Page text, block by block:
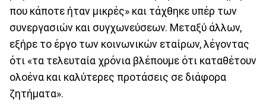
που κάποτε ήταν μικρές» και τάχθηκε υπέρ των
συνεργασιών και συγχωνεύσεων. Μεταξύ άλλων,
εξήρε το έργο των κοινωνικών εταίρων, λέγοντας
ότι «τα τελευταία χρόνια βλέπουμε ότι καταθέτουν
ολοένα και καλύτερες προτάσεις σε διάφορα
ζητήματα».